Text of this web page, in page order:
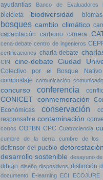
ayudantías
Banco de Evaluadores
bicicleta biodiversidad
bosques cambio climático
capacitación
carbono carrera
cena-debate centro de ingenieros
certificaciones charla-debate
CIN
cine-debate Ciudad
Colectivo por el Bosque Nativo
compostaje comunicación comunicado
concurso
conferencia
CONICET conmemoración
Económicas
conservación
responsable contaminación
cortos COTBN CPC Cuatrociencia
cumbre de la tierra cumbre de los
defensor del pueblo deforestación
desarrollo sostenible desayuno
dibujo diseño dispositivos distinción
documento E-learning ECI ECOJURE